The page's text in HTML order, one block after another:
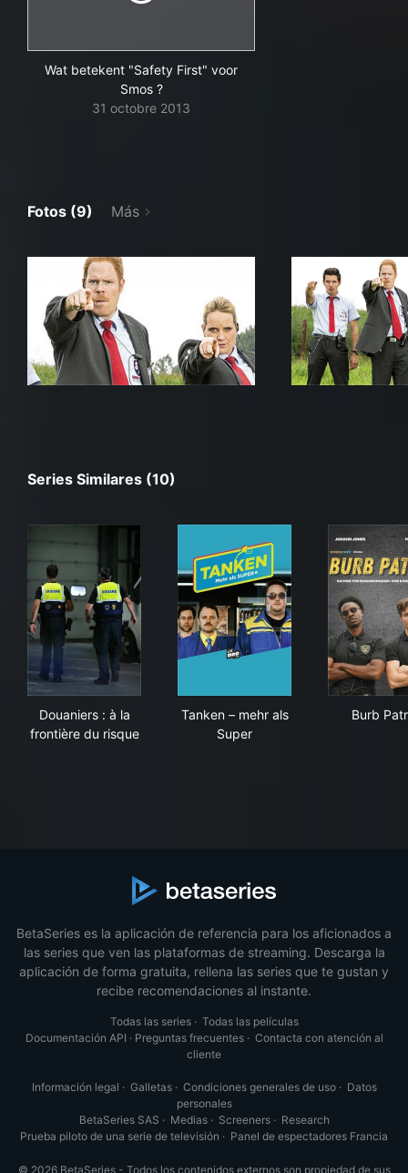
Wat betekent "Safety First" voor
Smos ?
31 octobre 2013
Fotos (9) Más
Series Similares (10)
Douaniers : à la
frontière du risque
Tanken – mehr als
Super
Burb
BetaSeries es la aplicación de referencia para los aficionados a
las series que ven las plataformas de streaming. Descarga la
aplicación de forma gratuita, rellena las series que te gustan y
recibe recomendaciones al instante.
Todas las series· Todas las películas
Documentación API · Preguntas frecuentes· Contacta con atención al
cliente
Información legal · Galletas· Condiciones generales de uso· Datos
personales
BetaSeries SAS · Medias· Screeners· Research
Prueba piloto de una serie de televisión · Panel de espectadores Francia
© 2026 BetaSeries - Todos los contenidos externos son propiedad de sus